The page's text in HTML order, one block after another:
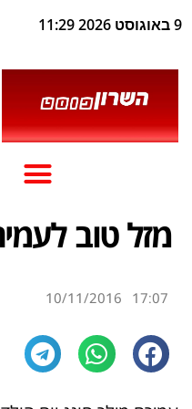
9 באוגוסט 2026 11:29
מזל טוב
17:07
10/11/2016